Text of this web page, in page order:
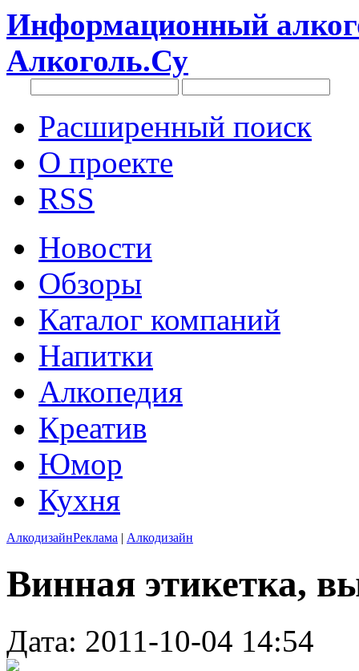
Информационный
Алкоголь.Су
Расширенный поиск
О проекте
RSS
Новости
Обзоры
Каталог компаний
Напитки
Алкопедия
Креатив
Юмор
Кухня
АлкодизайнРеклама | Алкодизайн
Винная этикетка,
Дата: 2011-10-04 14:54